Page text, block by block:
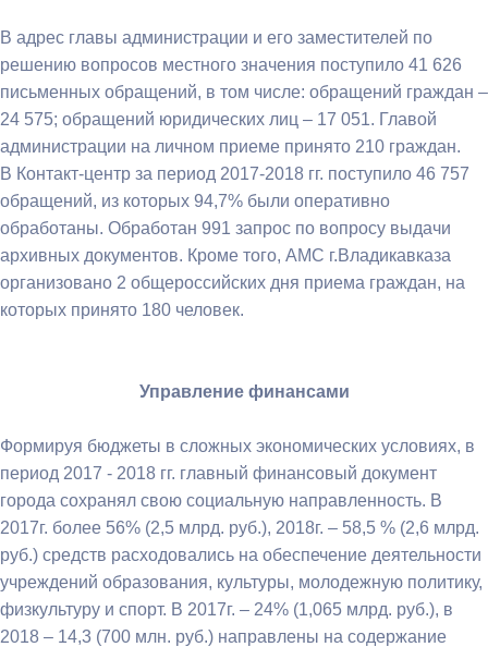
В адрес главы администрации и его заместителей по
решению вопросов местного значения поступило 41 626
письменных обращений, в том числе: обращений граждан –
24 575; обращений юридических лиц – 17 051. Главой
администрации на личном приеме принято 210 граждан.
В Контакт-центр за период 2017-2018 гг. поступило 46 757
обращений, из которых 94,7% были оперативно
обработаны. Обработан 991 запрос по вопросу выдачи
архивных документов. Кроме того, АМС г.Владикавказа
организовано 2 общероссийских дня приема граждан, на
которых принято 180 человек.
Управление финансами
Формируя бюджеты в сложных экономических условиях, в
период 2017 - 2018 гг. главный финансовый документ
города сохранял свою социальную направленность. В
2017г. более 56% (2,5 млрд. руб.), 2018г. – 58,5 % (2,6 млрд.
руб.) средств расходовались на обеспечение деятельности
учреждений образования, культуры, молодежную политику,
физкультуру и спорт. В 2017г. – 24% (1,065 млрд. руб.), в
2018 – 14,3 (700 млн. руб.) направлены на содержание